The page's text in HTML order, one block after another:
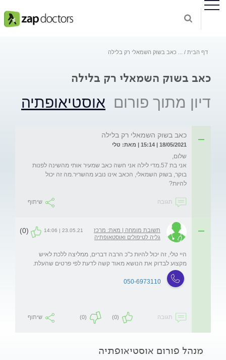
דף הבית כאב בשוק השמאלי רק בלילה
כאב בשוק השמאלי רק בלילה
דיון מתוך פורום אוסטיאופתיה
כאב בשוק השמאלי רק בלילה
18/05/2021 | 15:14 | מאת: טלי
אני בת 57.מדי לילה אני חשה כאב שמעיר אותי מהשינה לפנות
בוקר, בשוק השמאלי, הכאב אינו נובע מהשריר.מה זה יכול
להיות?
תגובה שיתוף
תשובת מומחה | מאת: מרכז
גליה לטיפולים ואוסטאופתיה
23.05.21 | 14:06
(0)
היי טלי, זה יכול להיות כ"כ הרבה דברים, ממליצה ללכת לאיש
מקצוע לבדוק את הנושא מאוד קשה לדעת לפי פרטים שהעלת.
050-6973110
תגובה (0)
(0) שיתוף
מנהל פורום אוסטיאופתיה